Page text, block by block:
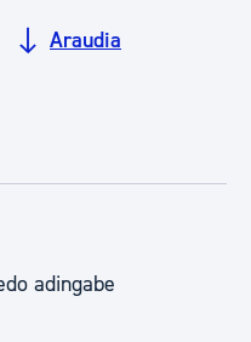
Araudia
adingabe